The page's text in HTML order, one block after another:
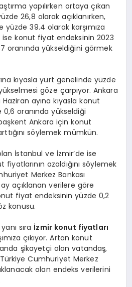
yapılırken ortaya çıkan
26,8 olarak açıklanırken,
39.4 olarak karşımıza
ise konut fiyat endeksinin 2023
oranında yükseldiğini görmek
kıyasla yurt genelinde yüzde
göze çarpıyor. Ankara
ayına kıyasla konut
oranında yükseldiği
Ankara için konut
söylemek mümkün.
İstanbul ve İzmir’de ise
fiyatlarının azaldığını söylemek
Merkez Bankası
açıklanan verilere göre
fiyat endeksinin yüzde 0,2
konusu.
sıra İzmir konut fiyatları
çıkıyor. Artan konut
şikayetçi olan vatandaş,
Cumhuriyet Merkez
olan endeks verilerini